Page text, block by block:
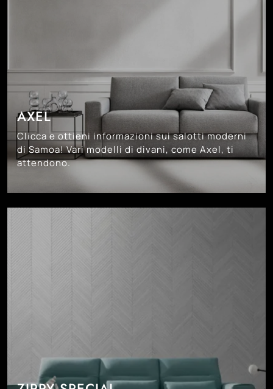
AXEL
Clicca e ottieni informazioni sui salotti moderni
di Samoa! Vari modelli di divani, come Axel, ti
attendono.